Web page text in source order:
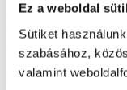
Ez a weboldal
Sütiket
szabásához,
valamint
Valós gyógyszertári
Folyamatos akciók